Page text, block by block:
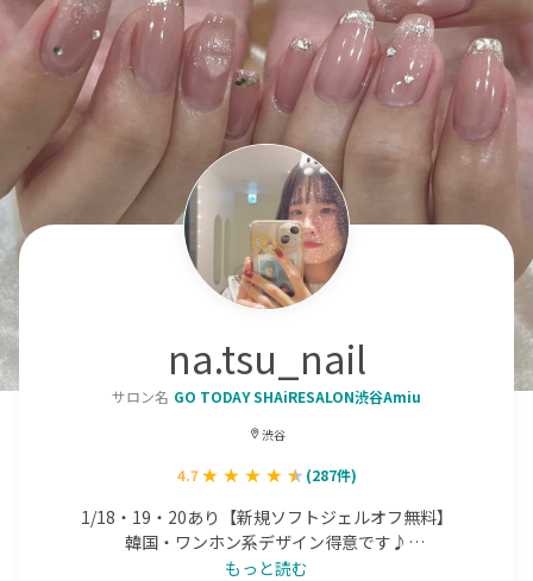
na.tsu_nail
サロン名 GO TODAY SHAiRESALON渋谷Amiu
渋谷
4.7 (287件)
1/18・19・20あり【新規ソフトジェルオフ無料】
韓国・ワンホン系デザイン得意です♪
お任せデザインも大歓迎🙆‍♀️
もっと読む